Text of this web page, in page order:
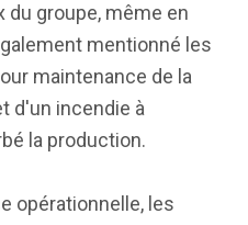
groupe, même en
mentionné les
maintenance de la
d'un incendie à
la production.
opérationnelle, les